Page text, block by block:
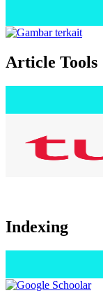
Article Tools
Indexing